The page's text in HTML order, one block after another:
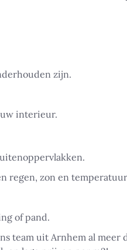
zijn.
interieur.
regen, zon en
of pand.
team uit Arnhem al meer